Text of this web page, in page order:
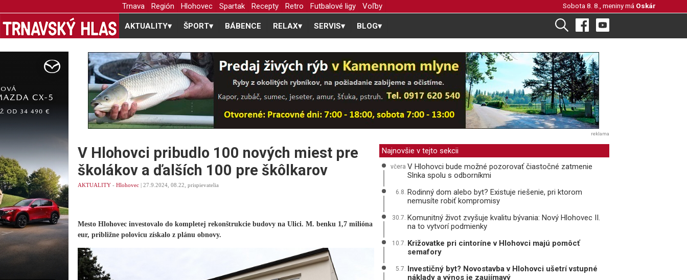
Trnava Región Hlohovec Spartak Recepty Retro Futbalové ligy Voľby Sobota 8. 8., meniny má Oskár
AKTUALITY▾ ŠPORT▾ BÁBENCE RELAX▾ SERVIS▾ BLOG▾
reklama
V Hlohovci pribudlo 100 nových miest pre
školákov a ďalších 100 pre škôlkarov
AKTUALITY - Hlohovec | 27.9.2024, 08.22, prispievatelia
Mesto Hlohovec investovalo do kompletej rekonštrukcie budovy na Ulici. M. benku 1,7 milióna
eur, približne polovicu získalo z plánu obnovy.
Najnovšie v tejto sekcii
včera V Hlohovci bude možné pozorovať čiastočné zatmenie
Slnka spolu s odborníkmi
6.8. Rodinný dom alebo byt? Existuje riešenie, pri ktorom
nemusíte robiť kompromisy
30.7. Komunitný život zvyšuje kvalitu bývania: Nový Hlohovec II.
na to vytvorí podmienky
10.7. Križovatke pri cintoríne v Hlohovci majú pomôcť
semafory
5.7. Investičný byt? Novostavba v Hlohovci ušetrí vstupné
náklady a výnos je zaujímavý